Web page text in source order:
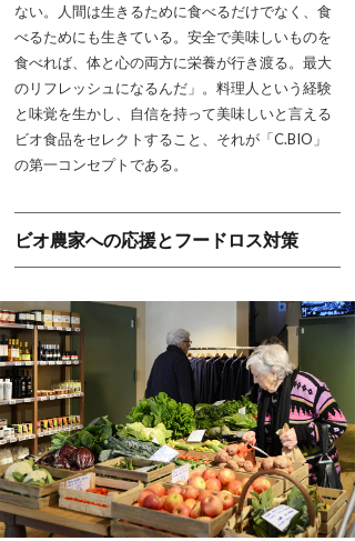
ない。人間は生きるために食べるだけでなく、食
べるためにも生きている。安全で美味しいものを
食べれば、体と心の両方に栄養が行き渡る。最大
のリフレッシュになるんだ」。料理人という経験
と味覚を生かし、自信を持って美味しいと言える
ビオ食品をセレクトすること、それが「C.BIO」
の第一コンセプトである。
ビオ農家への応援とフードロス対策